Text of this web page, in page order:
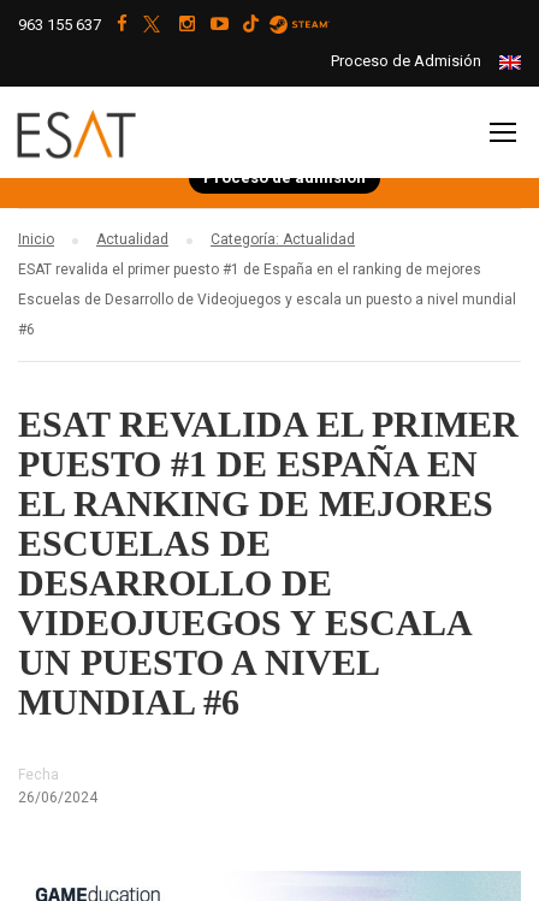
Proceso de admisión
963 155 637
Proceso de Admisión
Inicio Actualidad
Categoría: Actualidad
ESAT revalida el primer puesto #1 de España en el ranking de mejores
Escuelas de Desarrollo de Videojuegos y escala un puesto a nivel mundial
#6
ESAT REVALIDA EL PRIMER
PUESTO #1 DE ESPAÑA EN
EL RANKING DE MEJORES
ESCUELAS DE
DESARROLLO DE
VIDEOJUEGOS Y ESCALA
UN PUESTO A NIVEL
MUNDIAL #6
Fecha
26/06/2024